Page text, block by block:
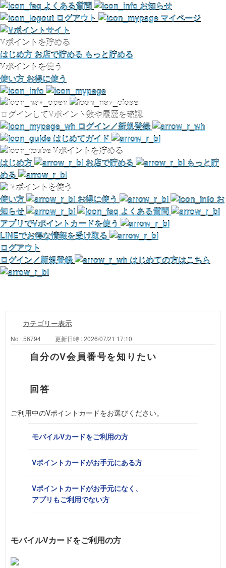
よくある質問
お知らせ
ログアウト
マイページ
Vポイントを貯める
はじめ方 お店で貯める もっと貯める
Vポイントを使う
使い方 お得に使う
ログインしてVポイント数や履歴を確認
ログイン／新規登録
はじめてガイド
Vポイントを貯める
はじめ方
お店で貯める
もっと貯
める
Vポイントを使う
使い方
お得に使う
お
知らせ
よくある質問
アプリでVポイントカードを使う
LINEでお得な情報を受け取る
ログアウト
ログイン／新規登録
はじめての方はこちら
カテゴリー表示
No : 56794 更新日時 : 2026/07/21 17:10
自分のV会員番号を知りたい
ご利用中のVポイントカードをお選びください。
モバイルVカードをご利用の方
Vポイントカードがお手元にある方
Vポイントカードがお手元になく、
アプリもご利用でない方
モバイルVカードをご利用の方